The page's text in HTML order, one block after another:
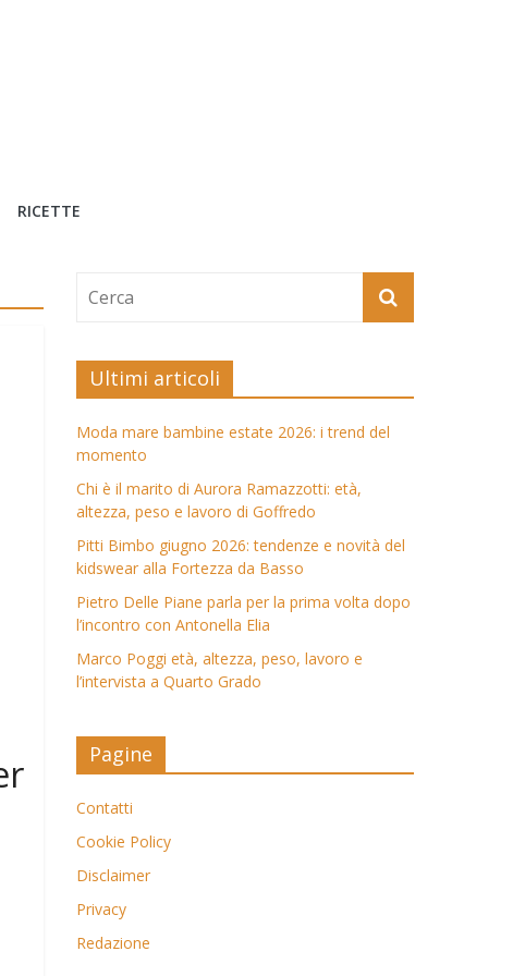
RICETTE
Ultimi articoli
Moda mare bambine estate 2026: i trend del
momento
Chi è il marito di Aurora Ramazzotti: età,
altezza, peso e lavoro di Goffredo
Pitti Bimbo giugno 2026: tendenze e novità del
kidswear alla Fortezza da Basso
Pietro Delle Piane parla per la prima volta dopo
l’incontro con Antonella Elia
Marco Poggi età, altezza, peso, lavoro e
l’intervista a Quarto Grado
Pagine
Contatti
Cookie Policy
Disclaimer
Privacy
Redazione